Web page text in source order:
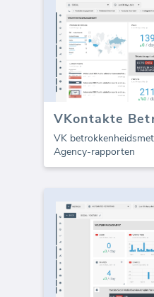
VKontakte
VK
Agency-rapporten